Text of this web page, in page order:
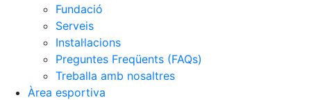
Fundació
Serveis
Instal·lacions
Preguntes Freqüents (FAQs)
Treballa amb nosaltres
Àrea esportiva